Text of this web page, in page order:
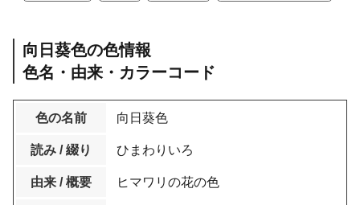
向日葵色の色情報
色名・由来・カラーコード
色の名前 向日葵色
読み / 綴り ひまわりいろ
由来 / 概要 ヒマワリの花の色